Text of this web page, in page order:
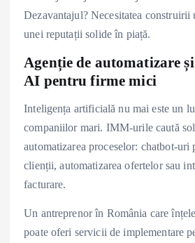
Dezavantajul? Necesitatea construirii
unei reputații solide în piață.
Agenție de automatizare
AI pentru firme mici
Inteligența artificială nu mai este un
companiilor mari. IMM-urile caută
automatizarea proceselor: chatbot-uri
clienții, automatizarea ofertelor sau
facturare.
Un antreprenor în România care
poate oferi servicii de implementare